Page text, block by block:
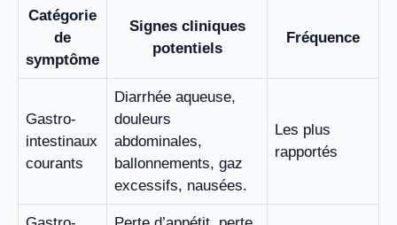
Catégorie
de
symptôme
Signes cliniques
potentiels
Fréquence
Gastro-
intestinaux
courants
Diarrhée aqueuse,
douleurs
abdominales,
ballonnements, gaz
excessifs, nausées.
Les plus
rapportés